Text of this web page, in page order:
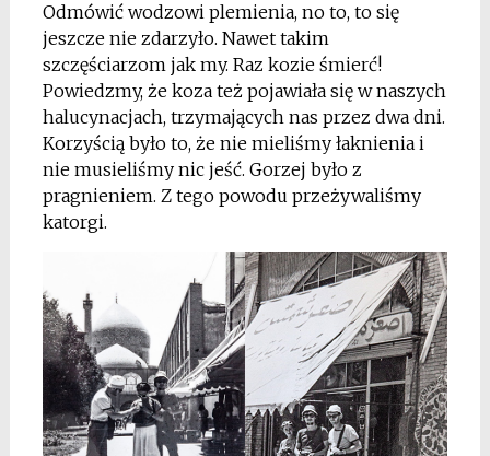
Odmówić wodzowi plemienia, no to, to się
jeszcze nie zdarzyło. Nawet takim
szczęściarzom jak my. Raz kozie śmierć!
Powiedzmy, że koza też pojawiała się w naszych
halucynacjach, trzymających nas przez dwa dni.
Korzyścią było to, że nie mieliśmy łaknienia i
nie musieliśmy nic jeść. Gorzej było z
pragnieniem. Z tego powodu przeżywaliśmy
katorgi.